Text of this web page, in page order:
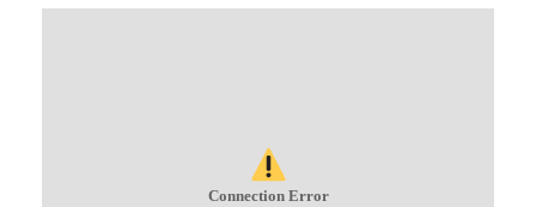
Connection Error